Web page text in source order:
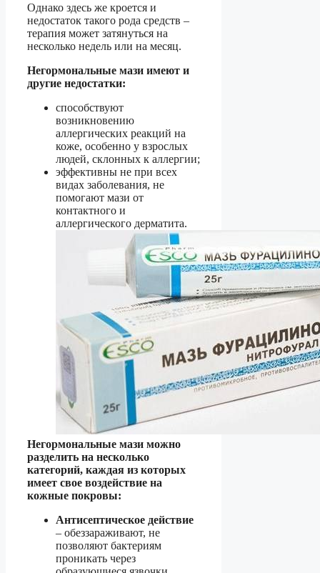
Однако здесь же кроется и
недостаток такого рода средств –
терапия может затянуться на
несколько недель или на месяц.
Негормональные мази имеют и
другие недостатки:
способствуют
возникновению
аллергических реакций на
коже, особенно у взрослых
людей, склонных к аллергии;
эффективны не при всех
видах заболевания, не
помогают мази от
контактного и
аллергического дерматита.
Негормональные мази можно
разделить на несколько
категорий, каждая из которых
имеет свое воздействие на
кожные покровы:
Антисептическое действие
– обеззараживают, не
позволяют бактериям
проникать через